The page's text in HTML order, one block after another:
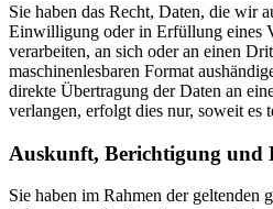
Sie haben das Recht, Daten, die wir
Einwilligung oder in Erfüllung eines
verarbeiten, an sich oder an einen
maschinenlesbaren Format
direkte Übertragung der Daten an
verlangen, erfolgt dies nur, soweit es
Auskunft, Berichtigung und
Sie haben im Rahmen der geltenden